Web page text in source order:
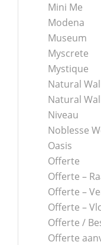
Mini Me
Modena
Museum
Myscrete
Mystique
Natural
Natural
Niveau
Noblesse
Oasis
Offerte
Offerte –
Offerte –
Offerte –
Offerte /
Offerte